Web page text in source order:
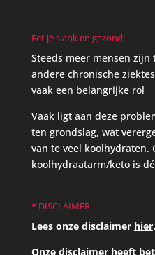
Eet je slank en gezond!
Steeds meer mensen
andere chronische
vaak een belangrijke rol
Vaak ligt aan deze
ten grondslag, wat
van te veel koolhydraten.
koolhydraatarm/keto is
* DISCLAIMER:
Lees onze disclaimer hier.
Onze disclaimer heeft